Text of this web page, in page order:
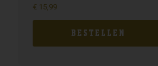
€ 15,99
BESTELLEN